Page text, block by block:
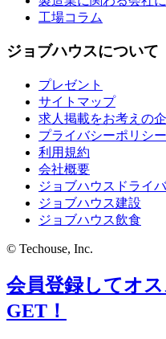
工場コラム
ジョブハウスについて
プレゼント
サイトマップ
求人掲載をお考えの
プライバシーポリシー
利用規約
会社概要
ジョブハウスドライ
ジョブハウス建設
ジョブハウス飲食
© Techouse, Inc.
会員登録してオ
GET！